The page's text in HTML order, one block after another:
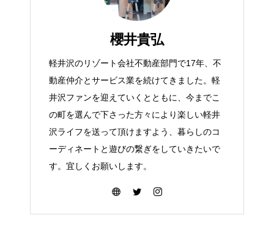
櫻井貴弘
軽井沢のリゾート会社不動産部門で17年、不
動産仲介とサービス業を続けてきました。軽
井沢ファンを迎えていくとともに、今までこ
の町を選んで下さった方々により楽しい軽井
沢ライフを送って頂けますよう、暮らしのコ
ーディネートと遊びの繋ぎをしていきたいで
す。宜しくお願いします。